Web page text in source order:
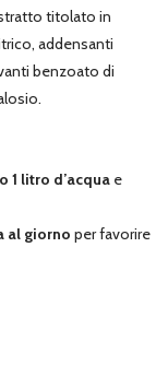
titolato in
addensanti
benzoato di
1 litro d’acqua e
al giorno per favorire